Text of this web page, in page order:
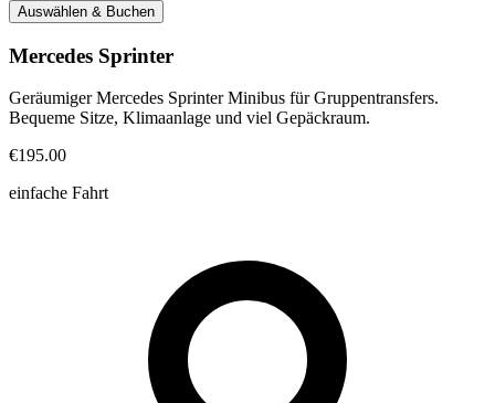
Auswählen & Buchen
Mercedes Sprinter
Geräumiger Mercedes Sprinter Minibus für Gruppentransfers.
Bequeme Sitze, Klimaanlage und viel Gepäckraum.
€195.00
einfache Fahrt